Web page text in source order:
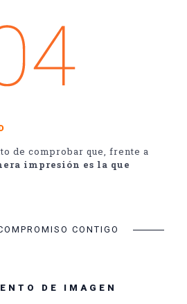
de comprobar que, frente a
impresión es la que
CONTIGO
DE IMAGEN